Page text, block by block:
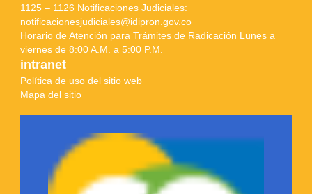
1125 – 1126 Notificaciones Judiciales:
notificacionesjudiciales@idipron.gov.co
Horario de Atención para Trámites de Radicación Lunes a
viernes de 8:00 A.M. a 5:00 P.M.
intranet
Política de uso del sitio web
Mapa del sitio